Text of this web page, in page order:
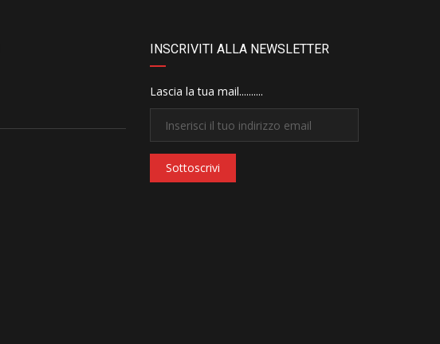
INSCRIVITI ALLA NEWSLETTER
Lascia la tua mail..........
Sottoscrivi